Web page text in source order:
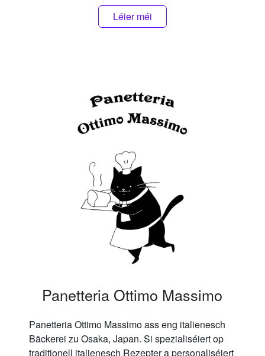
Léier méi
Panetteria Ottimo Massimo
Panetteria Ottimo Massimo ass eng italienesch
Bäckerei zu Osaka, Japan. Si spezialiséiert op
traditionell italienesch Rezepter a personaliséiert